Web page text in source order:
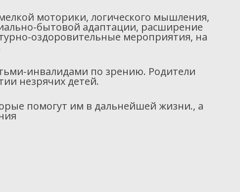
моторики, логического мышления,
бытовой адаптации, расширение
оздоровительные мероприятия, на
инвалидами по зрению. Родители
незрячих детей.
помогут им в дальнейшей жизни., а